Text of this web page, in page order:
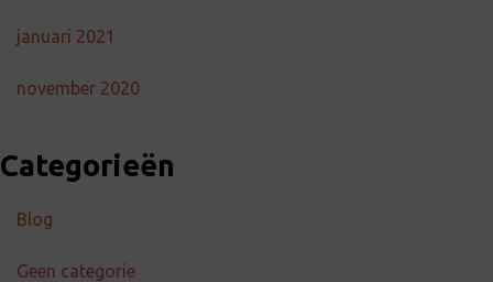
januari 2021
november 2020
Categorieën
Blog
Geen categorie